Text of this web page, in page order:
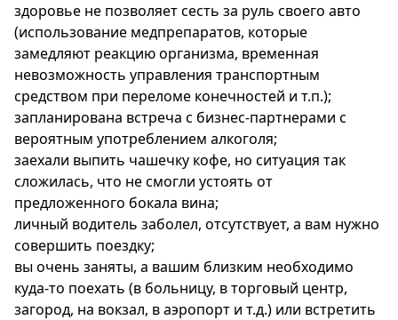
здоровье не позволяет сесть за руль своего авто
(использование медпрепаратов, которые
замедляют реакцию организма, временная
невозможность управления транспортным
средством при переломе конечностей и т.п.);
запланирована встреча с бизнес-партнерами с
вероятным употреблением алкоголя;
заехали выпить чашечку кофе, но ситуация так
сложилась, что не смогли устоять от
предложенного бокала вина;
личный водитель заболел, отсутствует, а вам нужно
совершить поездку;
вы очень заняты, а вашим близким необходимо
куда-то поехать (в больницу, в торговый центр,
загород, на вокзал, в аэропорт и т.д.) или встретить